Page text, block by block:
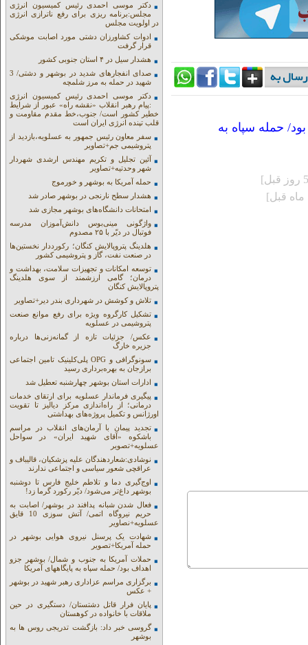
حمله سپاه به
دکتر موسی احمدی رئیس کمیسیون انرژی
مجلس:برنامه ریزی برای رفع ناترازی انرژی
در اولویت مجلس
ادوات کشاورزان دشتی مورد اصابت موشکی
قرار گرفت
هشدار سیل در ۴ استان جنوبی کشور
صدای انفجارهای شدید در بوشهر و دشتی/ 3
شهید در حمله به مرز شلمچه
دکتر موسی احمدی رئیس کمیسیون انرژی
:پیام رهبر انقلاب «نقشه راه» عبور از شرایط
خطیر کشور است/ جنوب،خط مقدم مقاومت و
قلب تپنده انرژی ایران است
سفر معاون رئیس جمهور به عسلویه،بازدید از
پتروشیمی جم+تصاویر
آئین تجلیل و تکریم مهندس ارشدی شهردار
شهر وحدتیه+تصاویر
حمله آمریکا به بوشهر و خورموج
هشدار سطح نارنجی در بوشهر صادر شد
امتحانات دانشگاه‌های بوشهر مجازی شد
واژگونی مینی‌بوس دانش‌آموزان مدرسه
فوتبال در دیّر با ۲۵ مصدوم
هلدینگ پتروپالایش کنگان؛ رکورددار نخستین‌ها
در صنعت نفت، گاز و پتروشیمی کشور
توسعه امکانات و تجهیزات سلامت، بهداشت و
درمان؛ گامی ارزشمند از سوی هلدینگ
پتروپالایش کنگان
تلاش و کوشش در شهرداری بندر دیر+تصاویر
تشکیل کارگروه ویژه برای رفع موانع صنعت
پتروشیمی در عسلویه
عکس/ جزئیات تازه از گمانه‌زنی‌ها درباره
جزیره خارگ
سونوگرافی و OPG پلی‌کلینیک تامین اجتماعی
برازجان به بهره‌برداری رسید
ادارات استان بوشهر چهارشنبه تعطیل شد
پیگیری فرماندار عسلویه برای ارتقای خدمات
درمانی؛ از راه‌اندازی مرکز دیالیز تا تقویت
اورژانس و تکمیل پروژه‌های بهداشتی
تجدید پیمان با آرمان‌های انقلاب در مراسم
باشکوه «آقای شهید ایران» در سواحل
عسلویه+تصویر
نوشادی:شعاردهندگان علیه پزشکیان، قالیباف و
عراقچی شعور سیاسی و اجتماعی ندارند
اوج‌گیری دما و تلاطم خلیج فارس تا دوشنبه
بوشهر داغ‌تر می‌شود/ دیّر رکورد گرما زد!
فعال شدن شبانه پدافند در بوشهر/ اصابت به
حریم نیروگاه اتمی/ آتش سوزی 10 قایق
عسلویه+نصاویر
شهادت یک پرسنل نیروی هوایی بوشهر در
حمله آمریکا+تصویر
حملات آمریکا به جنوب و شمال/ بوشهر جزو
اهداف بود/ حمله سپاه به پایگاههای آمریکا
برگزاری مراسم عزاداری رهبر شهید در بوشهر
+ عکس
پایان فرار قاتل دشتستان/ دستگیری در حین
ملاقات با خانواده در کوهستان
گروسی خبر داد: بازگشت تدریجی روس ها به
بوشهر